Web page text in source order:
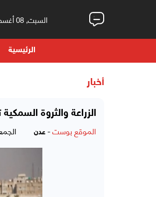
السبت, 08 أغسطس, 2026 02:53 صباحاً
الرئيسية
أخبار
الزراعة والثروة
الموقع بوست- عدن الجمعة, 08 مايو,